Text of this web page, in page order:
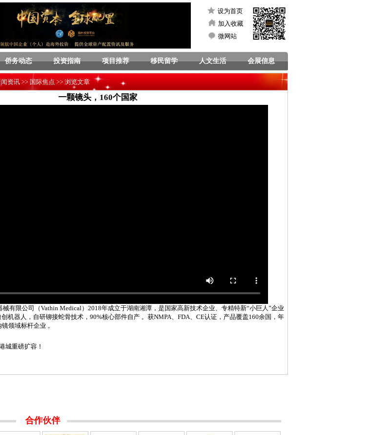
设为首页
加入收藏
微网站
侨务动态 投资指南 项目推荐 移民留学 人文生活 会展信息
资讯>> 国际焦点 >> 浏览文章
一颗镜头，160个国家
有限公司（Vathin Medical）2018年成立于湖南湘潭，是国家高新技术企业、专精特新“小巨人”企业
机器人，自研铆接蛇骨技术，90%核心部件自产 。获NMPA、FDA、CE认证，产品覆盖160余国，年
领域标杆企业 。
城重磅扩容！
合作伙伴